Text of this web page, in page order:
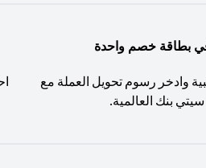
أجنبية وادخر رسوم تحويل العملة مع
بنك العالمية.